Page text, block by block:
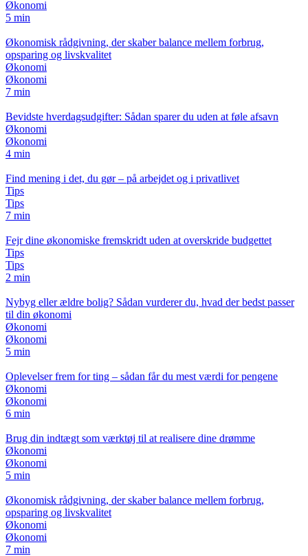
Økonomi
5 min
Økonomisk rådgivning, der skaber balance mellem forbrug,
opsparing og livskvalitet
Økonomi
Økonomi
7 min
Bevidste hverdagsudgifter: Sådan sparer du uden at føle afsavn
Økonomi
Økonomi
4 min
Find mening i det, du gør – på arbejdet og i privatlivet
Tips
Tips
7 min
Fejr dine økonomiske fremskridt uden at overskride budgettet
Tips
Tips
2 min
Nybyg eller ældre bolig? Sådan vurderer du, hvad der bedst passer
til din økonomi
Økonomi
Økonomi
5 min
Oplevelser frem for ting – sådan får du mest værdi for pengene
Økonomi
Økonomi
6 min
Brug din indtægt som værktøj til at realisere dine drømme
Økonomi
Økonomi
5 min
Økonomisk rådgivning, der skaber balance mellem forbrug,
opsparing og livskvalitet
Økonomi
Økonomi
7 min